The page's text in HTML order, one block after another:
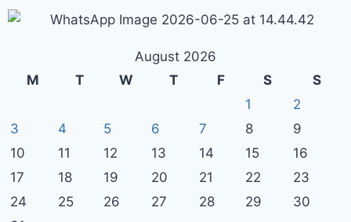
August 2026
M
T W T F S
S
1
2
3
4 5 6 7 8
9
10
11 12 13 14 15
16
17
18 19 20 21 22
23
24
25 26 27 28 29
30